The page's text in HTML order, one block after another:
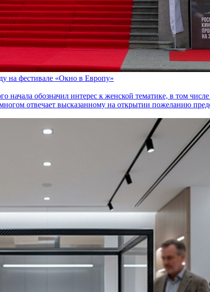
на фестивале «Окно в Европу»
начала обозначил интерес к женской тематике, в том
отвечает высказанному на открытии пожеланию